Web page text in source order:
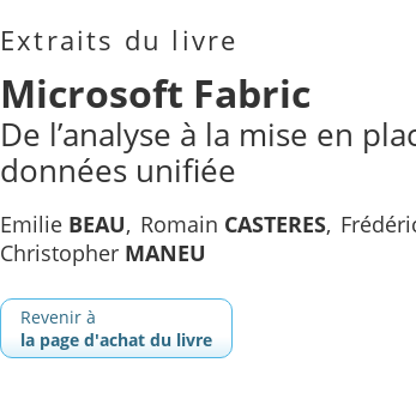
Extraits du livre
Microsoft Fabric
De l’analyse à la mise en
données unifiée
Emilie BEAU Romain CASTERES
Christopher MANEU
Revenir à
la page d'achat du livre